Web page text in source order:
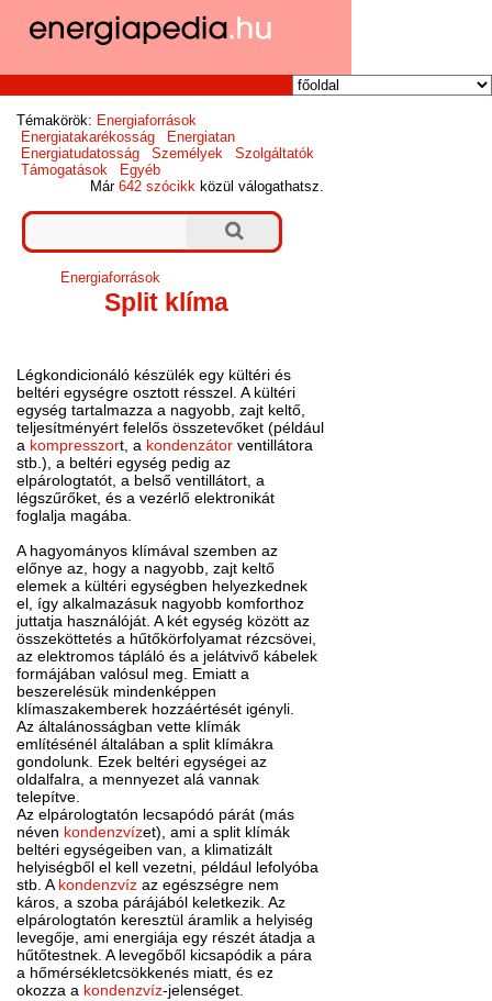
Témakörök: Energiaforrások
Energiatakarékosság
Energiatan
Energiatudatosság
Személyek
Szolgáltatók
Támogatások
Egyéb
Már642 szócikk közül válogathatsz.
Energiaforrások
Split klíma
Légkondicionáló készülék egy kültéri és
beltéri egységre osztott résszel. A kültéri
egység tartalmazza a nagyobb, zajt keltő,
teljesítményért felelős összetevőket (például
a kompresszort, a kondenzátor ventillátora
stb.), a beltéri egység pedig az
elpárologtatót, a belső ventillátort, a
légszűrőket, és a vezérlő elektronikát
foglalja magába.
A hagyományos klímával szemben az
előnye az, hogy a nagyobb, zajt keltő
elemek a kültéri egységben helyezkednek
el, így alkalmazásuk nagyobb komforthoz
juttatja használóját. A két egység között az
összeköttetés a hűtőkörfolyamat rézcsövei,
az elektromos tápláló és a jelátvivő kábelek
formájában valósul meg. Emiatt a
beszerelésük mindenképpen
klímaszakemberek hozzáértését igényli.
Az általánosságban vette klímák
említésénél általában a split klímákra
gondolunk. Ezek beltéri egységei az
oldalfalra, a mennyezet alá vannak
telepítve.
Az elpárologtatón lecsapódó párát (más
néven kondenzvízet), ami a split klímák
beltéri egységeiben van, a klimatizált
helyiségből el kell vezetni, például lefolyóba
stb. Akondenzvíz az egészségre nem
káros, a szoba párájából keletkezik. Az
elpárologtatón keresztül áramlik a helyiség
levegője, ami energiája egy részét átadja a
hűtőtestnek. A levegőből kicsapódik a pára
a hőmérsékletcsökkenés miatt, és ez
okozza a kondenzvíz-jelenséget.